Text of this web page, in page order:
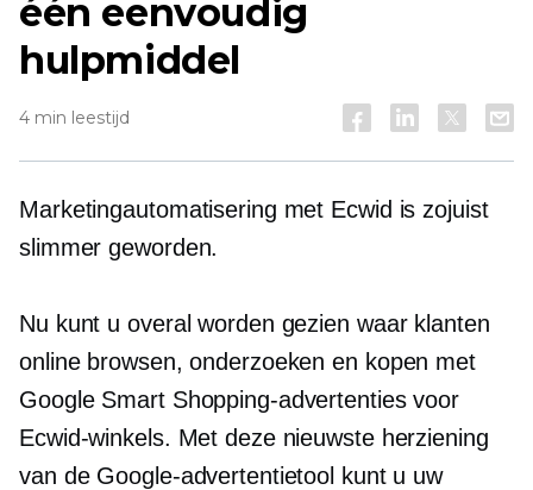
één eenvoudig
hulpmiddel
4 min leestijd
Marketingautomatisering met Ecwid is zojuist
slimmer geworden.
Nu kunt u overal worden gezien waar klanten
online browsen, onderzoeken en kopen met
Google Smart Shopping-advertenties voor
Ecwid-winkels. Met deze nieuwste herziening
van de Google-advertentietool kunt u uw